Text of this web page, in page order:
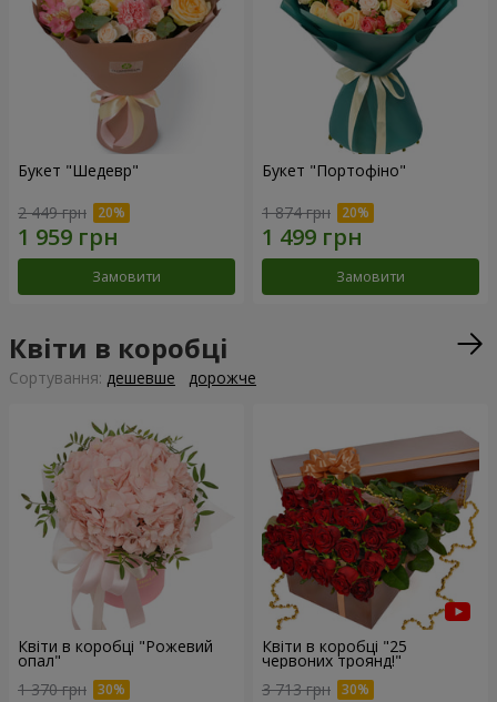
Букет "Шедевр"
2 449 грн
Замовити
Букет "Портофіно"
1 874 грн
Замовити
Квіти в коробці
Сортування: дешевше дорожче
Квіти в коробці "Рожевий
опал"
1 370 грн
Квіти в коробці "25
червоних троянд!"
3 713 грн